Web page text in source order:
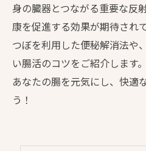
身の臓器とつながる重要な反
康を促進する効果が期待され
つぼを利用した便秘解消法や
い腸活のコツをご紹介します
あなたの腸を元気にし、快適
う！